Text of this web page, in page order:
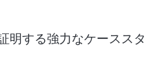
明する強力なケーススタ